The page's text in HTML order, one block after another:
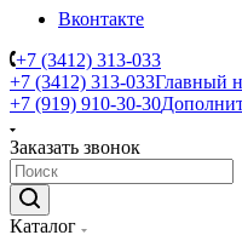
Вконтакте
+7 (3412) 313-033
+7 (3412) 313-033Главный
+7 (919) 910-30-30
Заказать звонок
Каталог